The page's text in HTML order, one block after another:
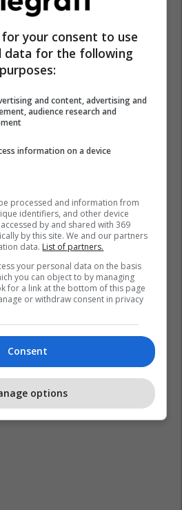
your consent to use
data for the following
purposes:
and content, advertising and
audience research and
information on a device
processed and information from
identifiers, and other device
by and shared with 369
by this site. We and our partners
data. List of partners.
your personal data on the basis
you can object to by managing
for a link at the bottom of this page
or withdraw consent in privacy
Consent
options